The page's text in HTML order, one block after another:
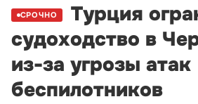
СРОЧНО
Турция
судоходство в
из-за угрозы атак
беспилотников